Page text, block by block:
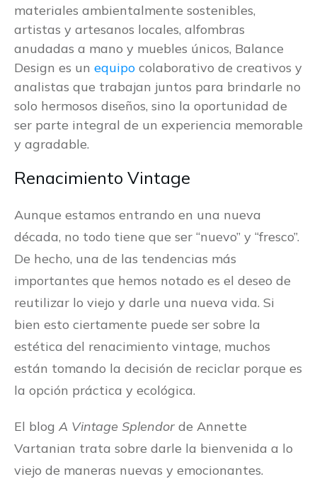
materiales ambientalmente sostenibles,
artistas y artesanos locales, alfombras
anudadas a mano y muebles únicos, Balance
Design es un equipo colaborativo de creativos y
analistas que trabajan juntos para brindarle no
solo hermosos diseños, sino la oportunidad de
ser parte integral de un experiencia memorable
y agradable.
Renacimiento Vintage
Aunque estamos entrando en una nueva
década, no todo tiene que ser “nuevo” y “fresco”.
De hecho, una de las tendencias más
importantes que hemos notado es el deseo de
reutilizar lo viejo y darle una nueva vida. Si
bien esto ciertamente puede ser sobre la
estética del renacimiento vintage, muchos
están tomando la decisión de reciclar porque es
la opción práctica y ecológica.
El blog A Vintage Splendor de Annette
Vartanian trata sobre darle la bienvenida a lo
viejo de maneras nuevas y emocionantes.